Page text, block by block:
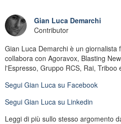
Gian Luca Demarchi
Contributor
Gian Luca Demarchi è un giornalista
collabora con Agoravox, Blasting
l'Espresso, Gruppo RCS, Rai, Triboo
Segui Gian Luca su Facebook
Segui Gian Luca su Linkedin
Leggi di più sullo stesso argomento